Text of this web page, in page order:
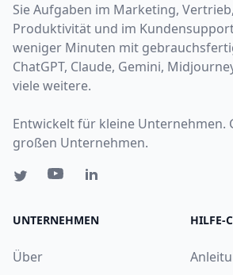
Sie Aufgaben im Marketing,
Produktivität und im
weniger Minuten mit
ChatGPT, Claude, Gemini,
viele weitere.
Entwickelt für kleine Unternehmen.
großen Unternehmen.
UNTERNEHMEN
Über
HILFE-